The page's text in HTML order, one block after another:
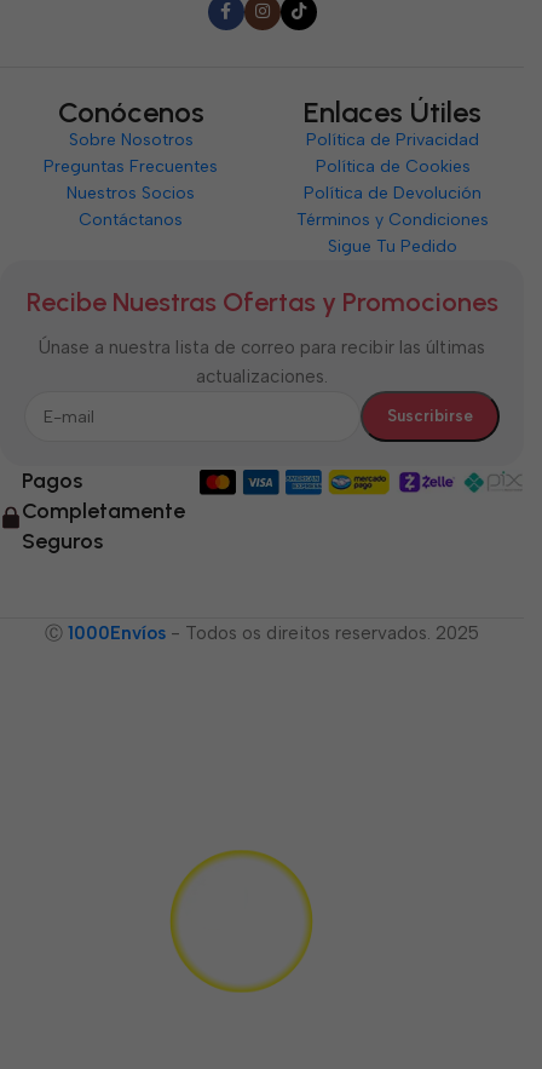
Conócenos
Sobre Nosotros
Preguntas Frecuentes
Nuestros Socios
Contáctanos
Enlaces Útiles
Política de Privacidad
Política de Cookies
Política de Devolución
Términos y Condiciones
Sigue Tu Pedido
Recibe Nuestras Ofertas y Promociones
Únase a nuestra lista de correo para recibir las últimas
actualizaciones.
Pagos
Completamente
Seguros
Ⓒ 1000Envíos - Todos os direitos reservados. 2025